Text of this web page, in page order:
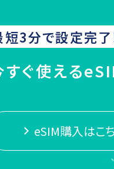
短3分で設定完了
ぐ使える
eSIM購入はこ